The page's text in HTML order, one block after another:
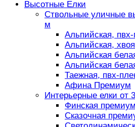
Высотные Елки
Ствольные уличные
м
Альпийская, пвх-
Альпийская,
Альпийская
Альпийская
Таежная, пвх-
Афина Премиум
Интерьерные елки от
Финская премиум
Сказочная